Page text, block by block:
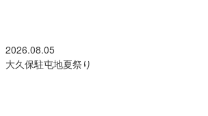
2026.08.05
大久保駐屯地夏祭り